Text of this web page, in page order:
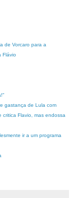
de Vorcaro para a
Flávio
gastança de Lula com
Flavio, mas endossa
ir a um programa